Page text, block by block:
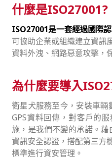
什麼是ISO27001?
ISO27001是一套經過國際
可協助企業或組織建立資訊
資料外洩、網路惡意攻擊，
為什麼要導入
衛星犬服務至今，安裝車
GPS資料回傳，對客戶的
施，是我們不變的承諾。藉
資訊安全認證，搭配第三方
標準進行資安管理。